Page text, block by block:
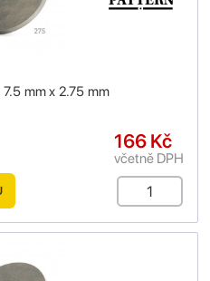
mm x 2.75 mm
166 Kč
včetně DPH